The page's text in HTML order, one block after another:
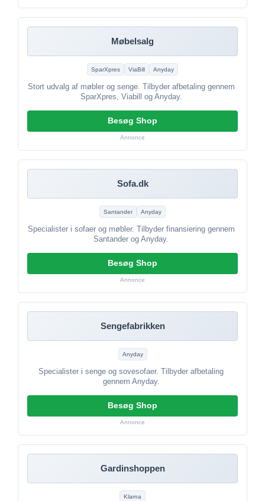
Møbelsalg
SparXpres ViaBill Anyday
Stort udvalg af møbler og senge. Tilbyder afbetaling gennem
SparXpres, Viabill og Anyday.
Besøg Shop
Annonce
Sofa.dk
Santander Anyday
Specialister i sofaer og møbler. Tilbyder finansiering gennem
Santander og Anyday.
Besøg Shop
Annonce
Sengefabrikken
Anyday
Specialister i senge og sovesofaer. Tilbyder afbetaling
gennem Anyday.
Besøg Shop
Annonce
Gardinshoppen
Klarna